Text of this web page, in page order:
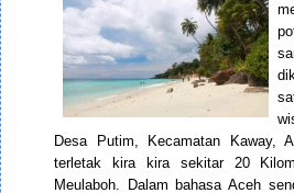
Desa Putim, Kecamatan Kaway,
terletak kira kira sekitar 20
Meulaboh. Dalam bahasa Aceh